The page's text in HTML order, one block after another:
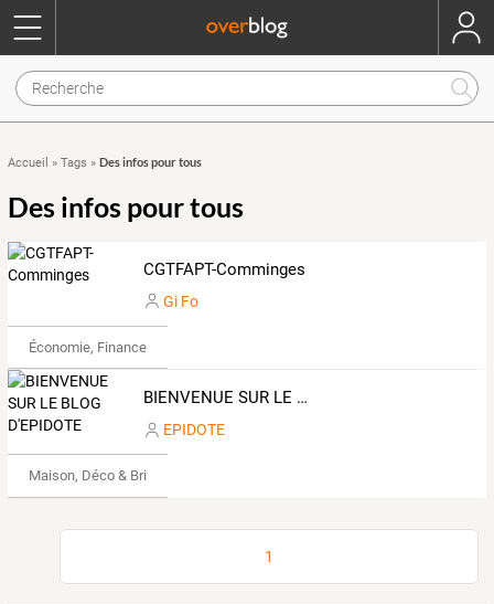
Accueil » Tags » Des infos pour tous
Des infos pour tous
CGTFAPT-Comminges
Gi Fo
Économie, Finance & Droit
BIENVENUE SUR LE BLOG D'EPIDOTE
EPIDOTE
Maison, Déco & Bricolage
1